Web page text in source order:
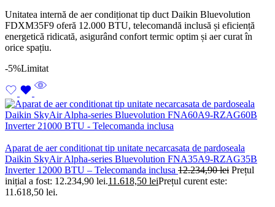
Unitatea internă de aer condiționat tip duct Daikin Bluevolution
FDXM35F9 oferă 12.000 BTU, telecomandă inclusă și eficiență
energetică ridicată, asigurând confort termic optim și aer curat în
orice spațiu.
-5%Limitat
Aparat de aer conditionat tip unitate necarcasata de pardoseala
Daikin SkyAir Alpha-series Bluevolution FNA35A9-RZAG35B
Inverter 12000 BTU – Telecomanda inclusa 12.234,90lei Prețul
inițial a fost: 12.234,90 lei.11.618,50 leiPrețul curent este:
11.618,50 lei.